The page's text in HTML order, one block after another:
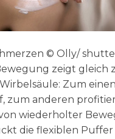
© Olly/
zeigt gleich
Zum
zum anderen
wiederholter
die flexiblen Puffer